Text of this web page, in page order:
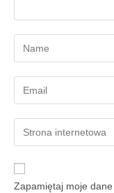
Zapamiętaj moje